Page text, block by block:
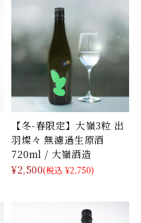
【冬-春限定】大嶺3粒 出
羽燦々 無濾過生原酒
720ml / 大嶺酒造
¥2,500(税込 ¥2,750)